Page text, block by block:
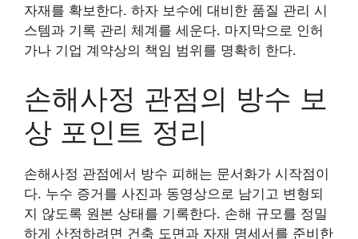
자재를 확보한다. 하자 보수에 대비한 품질 관리 시
스템과 기록 관리 체계를 세운다. 마지막으로 인허
가나 기업 계약상의 책임 범위를 명확히 한다.
손해사정 관점의 방수 보
상 포인트 정리
손해사정 관점에서 방수 피해는 문서화가 시작점이
다. 누수 증거를 사진과 동영상으로 남기고 변형되
지 않도록 원본 상태를 기록한다. 손해 규모를 정밀
하게 산정하려면 건축 도면과 자재 명세서를 준비한